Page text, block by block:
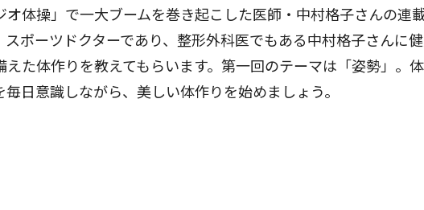
オ体操」で一大ブームを巻き起こした医師・中村格子さんの連
スポーツドクターであり、整形外科医でもある中村格子さんに
えた体作りを教えてもらいます。第一回のテーマは「姿勢」。
毎日意識しながら、美しい体作りを始めましょう。